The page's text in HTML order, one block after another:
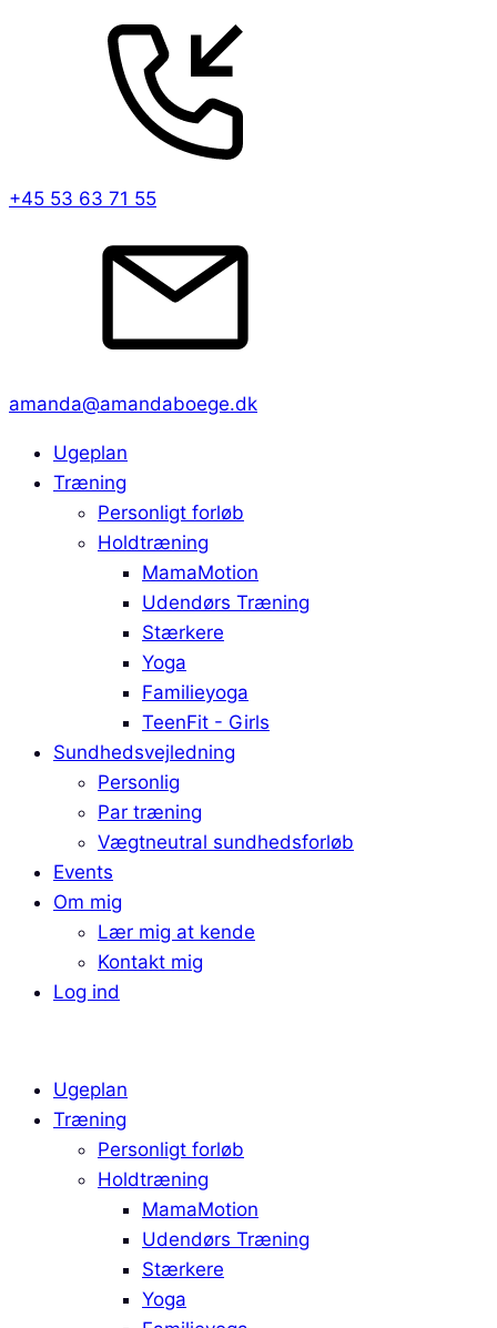
+45 53 63 71 55
amanda@amandaboege.dk
Ugeplan
Træning
Personligt forløb
Holdtræning
MamaMotion
Udendørs Træning
Stærkere
Yoga
Familieyoga
TeenFit - Girls
Sundhedsvejledning
Personlig
Par træning
Vægtneutral sundhedsforløb
Events
Om mig
Lær mig at kende
Kontakt mig
Log ind
Ugeplan
Træning
Personligt forløb
Holdtræning
MamaMotion
Udendørs Træning
Stærkere
Yoga